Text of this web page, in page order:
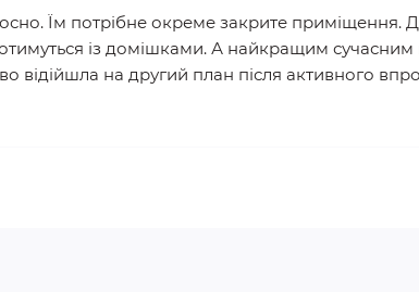
Їм потрібне окреме закрите приміщення.
із домішками. А найкращим сучасним
відійшла на другий план після активного